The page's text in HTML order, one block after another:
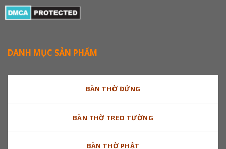
DANH MỤC SẢN PHẨM
BÀN THỜ ĐỨNG
BÀN THỜ TREO TƯỜNG
BÀN THỜ PHẬT